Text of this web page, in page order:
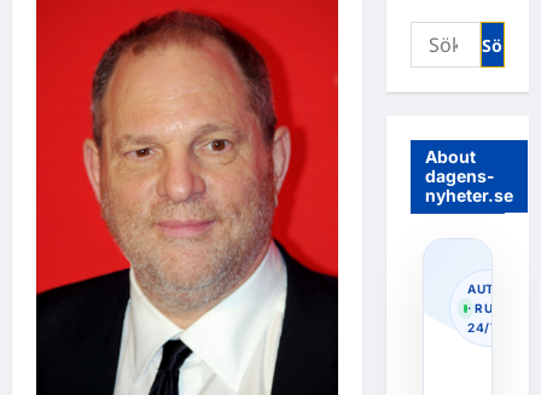
Sök
efter:
About
dagens-
nyheter.se
· RUNNING
24/7